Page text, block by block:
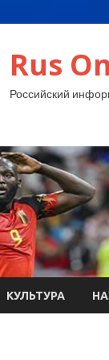
Rus
Российский
КУЛЬТУРА